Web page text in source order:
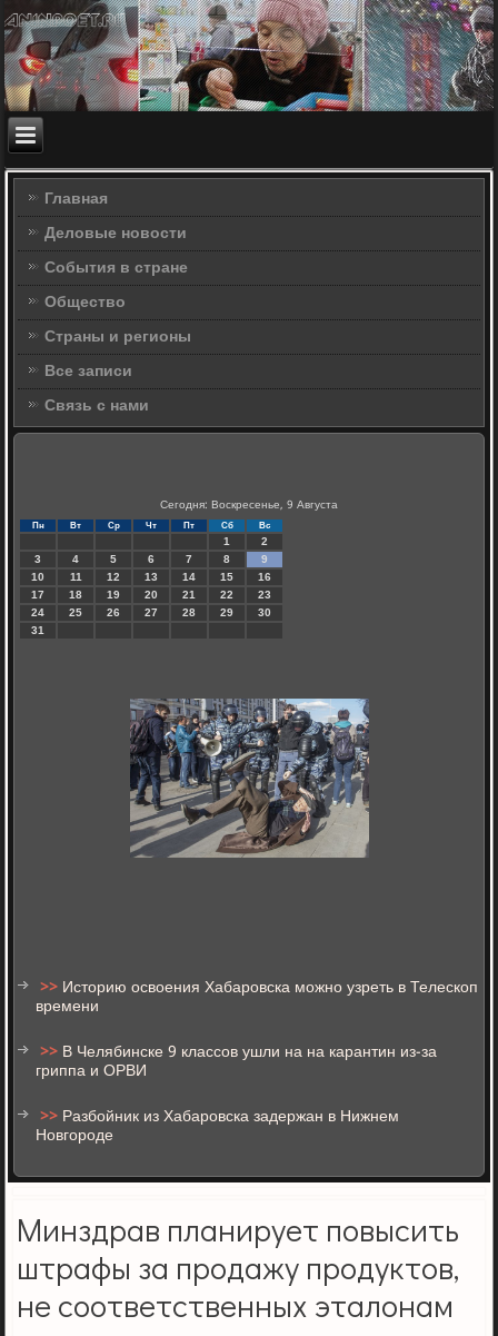
Главная
Деловые новости
События в стране
Общество
Страны и регионы
Все записи
Связь с нами
Сегодня: Воскресенье, 9 Августа
Пн Вт Ср Чт Пт Сб Вс
1
2
3
4 5 6 7 8
9
10
11 12 13 14 15
16
17
18 19 20 21 22
23
24
25 26 27 28 29
30
31
>> Историю освоения Хабаровска можно узреть в Телескоп
времени
>> В Челябинске 9 классов ушли на на карантин из-за
гриппа и ОРВИ
>> Разбойник из Хабаровска задержан в Нижнем
Новгороде
Минздрав планирует повысить
штрафы за продажу продуктов,
не соответственных эталонам